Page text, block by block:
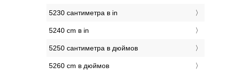
5230 сантиметра в in
5240 cm в in
5250 сантиметра в дюймов
5260 cm в дюймов